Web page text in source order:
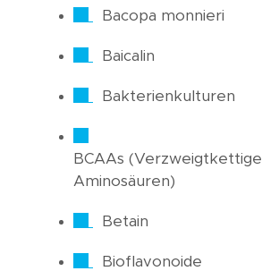
Bacopa monnieri
Baicalin
Bakterienkulturen
BCAAs (Verzweigtkettige
Aminosäuren)
Betain
Bioflavonoide